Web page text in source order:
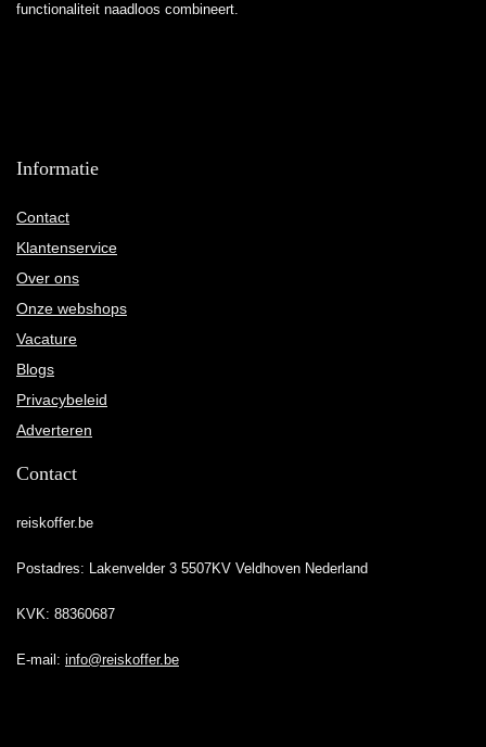
functionaliteit naadloos combineert.
Informatie
Contact
Klantenservice
Over ons
Onze webshops
Vacature
Blogs
Privacybeleid
Adverteren
Contact
reiskoffer.be
Postadres: Lakenvelder 3 5507KV Veldhoven Nederland
KVK: 88360687
E-mail: info@reiskoffer.be